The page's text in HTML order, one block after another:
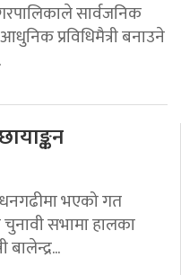
सार्वजनिक
प्रविधिमैत्री बनाउने
भएको गत
सभामा हालका
बालेन्द्र...